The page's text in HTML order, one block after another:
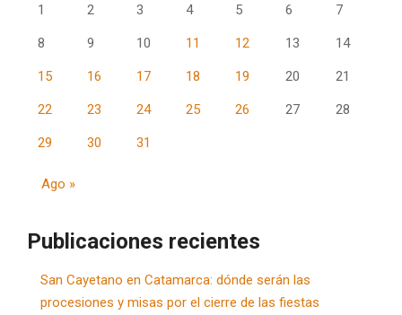
1 2 3 4 5 6 7
8 9 10 11 12 13 14
15 16 17 18 19 20 21
22 23 24 25 26 27 28
29 30 31
Ago »
Publicaciones recientes
San Cayetano en Catamarca: dónde serán las
procesiones y misas por el cierre de las fiestas